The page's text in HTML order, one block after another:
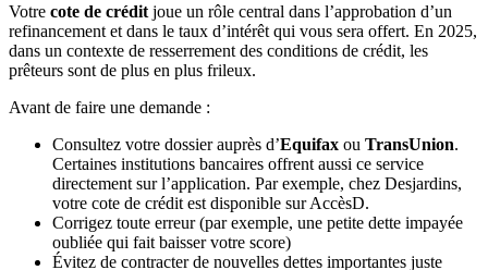
Votre cote de crédit joue un rôle central dans l’approbation d’un
refinancement et dans le taux d’intérêt qui vous sera offert. En 2025,
dans un contexte de resserrement des conditions de crédit, les
prêteurs sont de plus en plus frileux.
Avant de faire une demande :
Consultez votre dossier auprès d’Equifax ou TransUnion.
Certaines institutions bancaires offrent aussi ce service
directement sur l’application. Par exemple, chez Desjardins,
votre cote de crédit est disponible sur AccèsD.
Corrigez toute erreur (par exemple, une petite dette impayée
oubliée qui fait baisser votre score)
Évitez de contracter de nouvelles dettes importantes juste